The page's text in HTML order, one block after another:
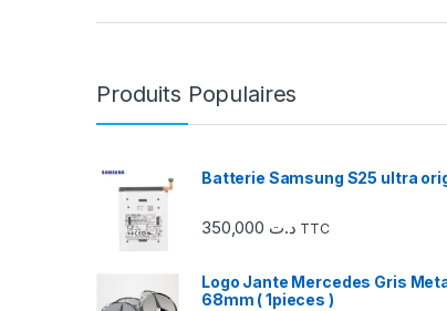
Produits Populaires
Batterie Samsung S25 ultra
د.ت TTC
Logo Jante Mercedes Gris
68mm ( 1pieces )